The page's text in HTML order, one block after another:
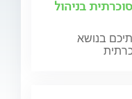
בניהול
בנושא